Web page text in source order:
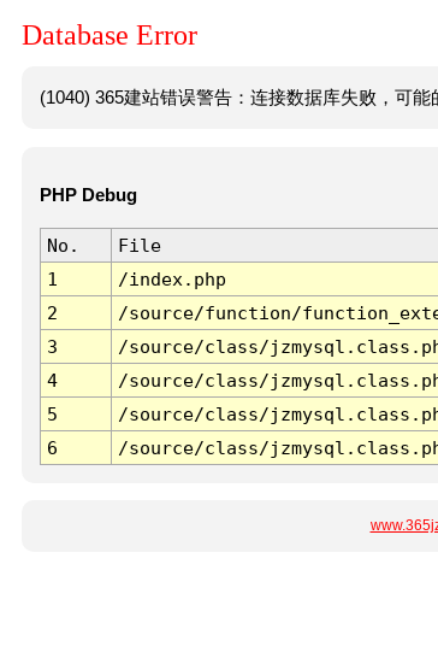
Database Error
(1040) 365建站错误警告：连接数据库失败，可
PHP Debug
No. File
1
/index.php
2
/source/function/
3
/source/class/
4
/source/class/
5
/source/class/
6
/source/class/